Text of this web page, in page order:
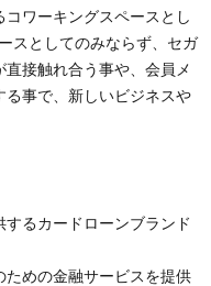
ワーキングスペースとし
スとしてのみならず、セガ
接触れ合う事や、会員メ
る事で、新しいビジネスや
するカードローンブランド
めの金融サービスを提供